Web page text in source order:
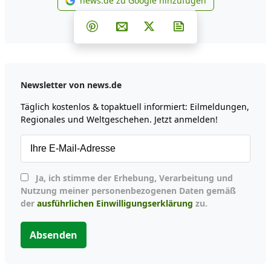
news.de zu Google
Teilen auf Facebook
Teilen auf Whatsapp
Teilen auf Telegram
Teilen auf Pinterest
Per E-Mail teilen
Post auf X
Newsletter von news.de
Täglich kostenlos & topaktuell informiert: Eilmeldungen,
Regionales und Weltgeschehen. Jetzt anmelden!
Nutzung meiner personenbezogenen Daten gemäß
der ausführlichen Einwilligungserklärung zu.
Absenden